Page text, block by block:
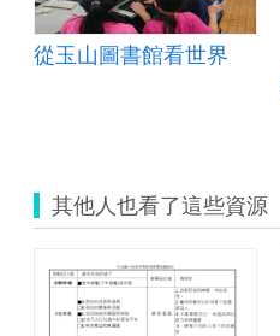
從玉山圖書館看世界
其他人也看了這些資源